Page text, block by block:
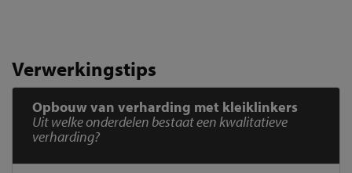
Verwerkingstips
Opbouw van verharding met kleiklinkers
Uit welke onderdelen bestaat een kwalitatieve
verharding?